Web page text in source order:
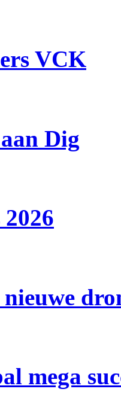
VCK
Dig
mega